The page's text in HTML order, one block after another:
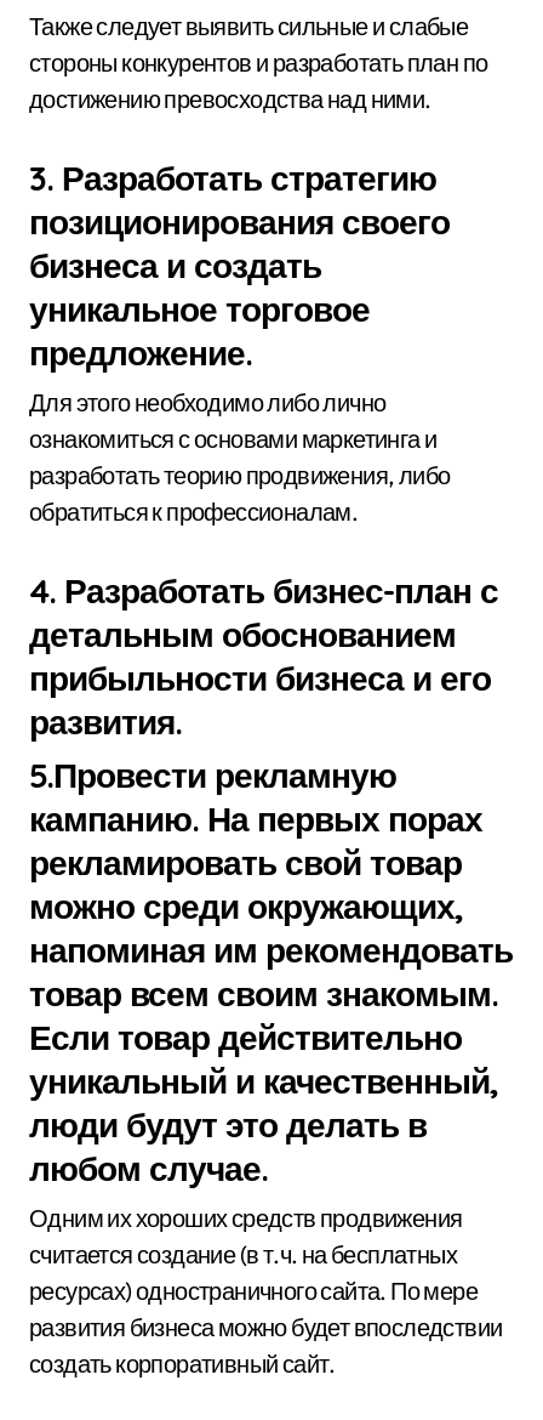
Также следует выявить сильные и слабые
стороны конкурентов и разработать план по
достижению превосходства над ними.
3. Разработать стратегию
позиционирования своего
бизнеса и создать
уникальное торговое
предложение.
Для этого необходимо либо лично
ознакомиться с основами маркетинга и
разработать теорию продвижения, либо
обратиться к профессионалам.
4. Разработать бизнес-план с
детальным обоснованием
прибыльности бизнеса и его
развития.
5.Провести рекламную
кампанию. На первых порах
рекламировать свой товар
можно среди окружающих,
напоминая им рекомендовать
товар всем своим знакомым.
Если товар действительно
уникальный и качественный,
люди будут это делать в
любом случае.
Одним их хороших средств продвижения
считается создание (в т.ч. на бесплатных
ресурсах) одностраничного сайта. По мере
развития бизнеса можно будет впоследствии
создать корпоративный сайт.